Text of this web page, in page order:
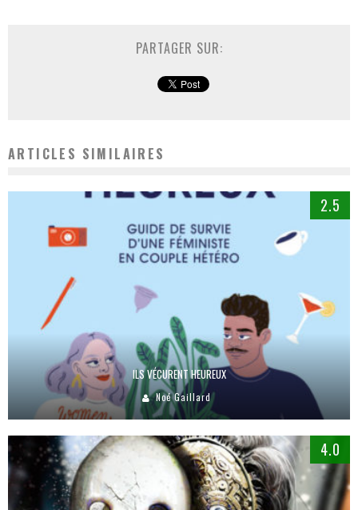
PARTAGER SUR:
ARTICLES SIMILAIRES
2.5
ILS VÉCURENT HEUREUX
Noé Gaillard
4.0